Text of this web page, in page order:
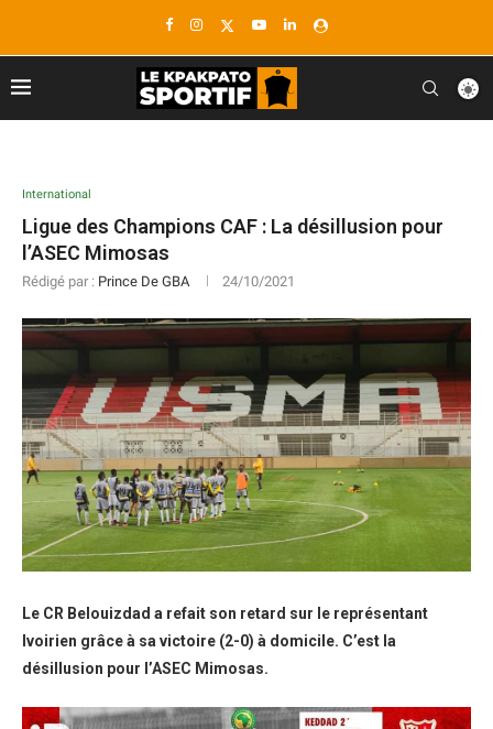
International
Ligue des Champions CAF : La désillusion pour
l’ASEC Mimosas
Rédigé par : Prince De GBA 24/10/2021
Le CR Belouizdad a refait son retard sur le représentant
Ivoirien grâce à sa victoire (2-0) à domicile. C’est la
désillusion pour l’ASEC Mimosas.